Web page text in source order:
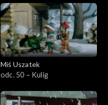
Miś Uszatek
odc. 50 – Kulig